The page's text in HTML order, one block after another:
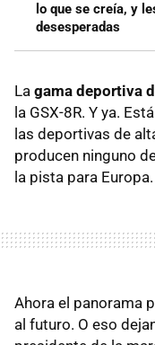
lo que se creía, y
desesperadas
La gama deportiva
la GSX-8R. Y ya.
las deportivas de
producen ninguno
la pista para Europa.
Ahora el panorama
al futuro. O eso